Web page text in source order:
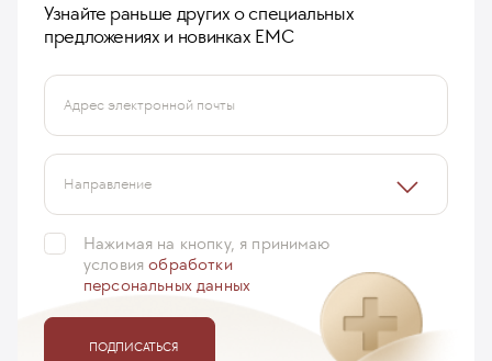
Узнайте раньше других о специальных
предложениях и новинках ЕМС
Адрес электронной почты
Направление
Нажимая на кнопку, я принимаю
условияобработки
персональных данных
ПОДПИСАТЬСЯ